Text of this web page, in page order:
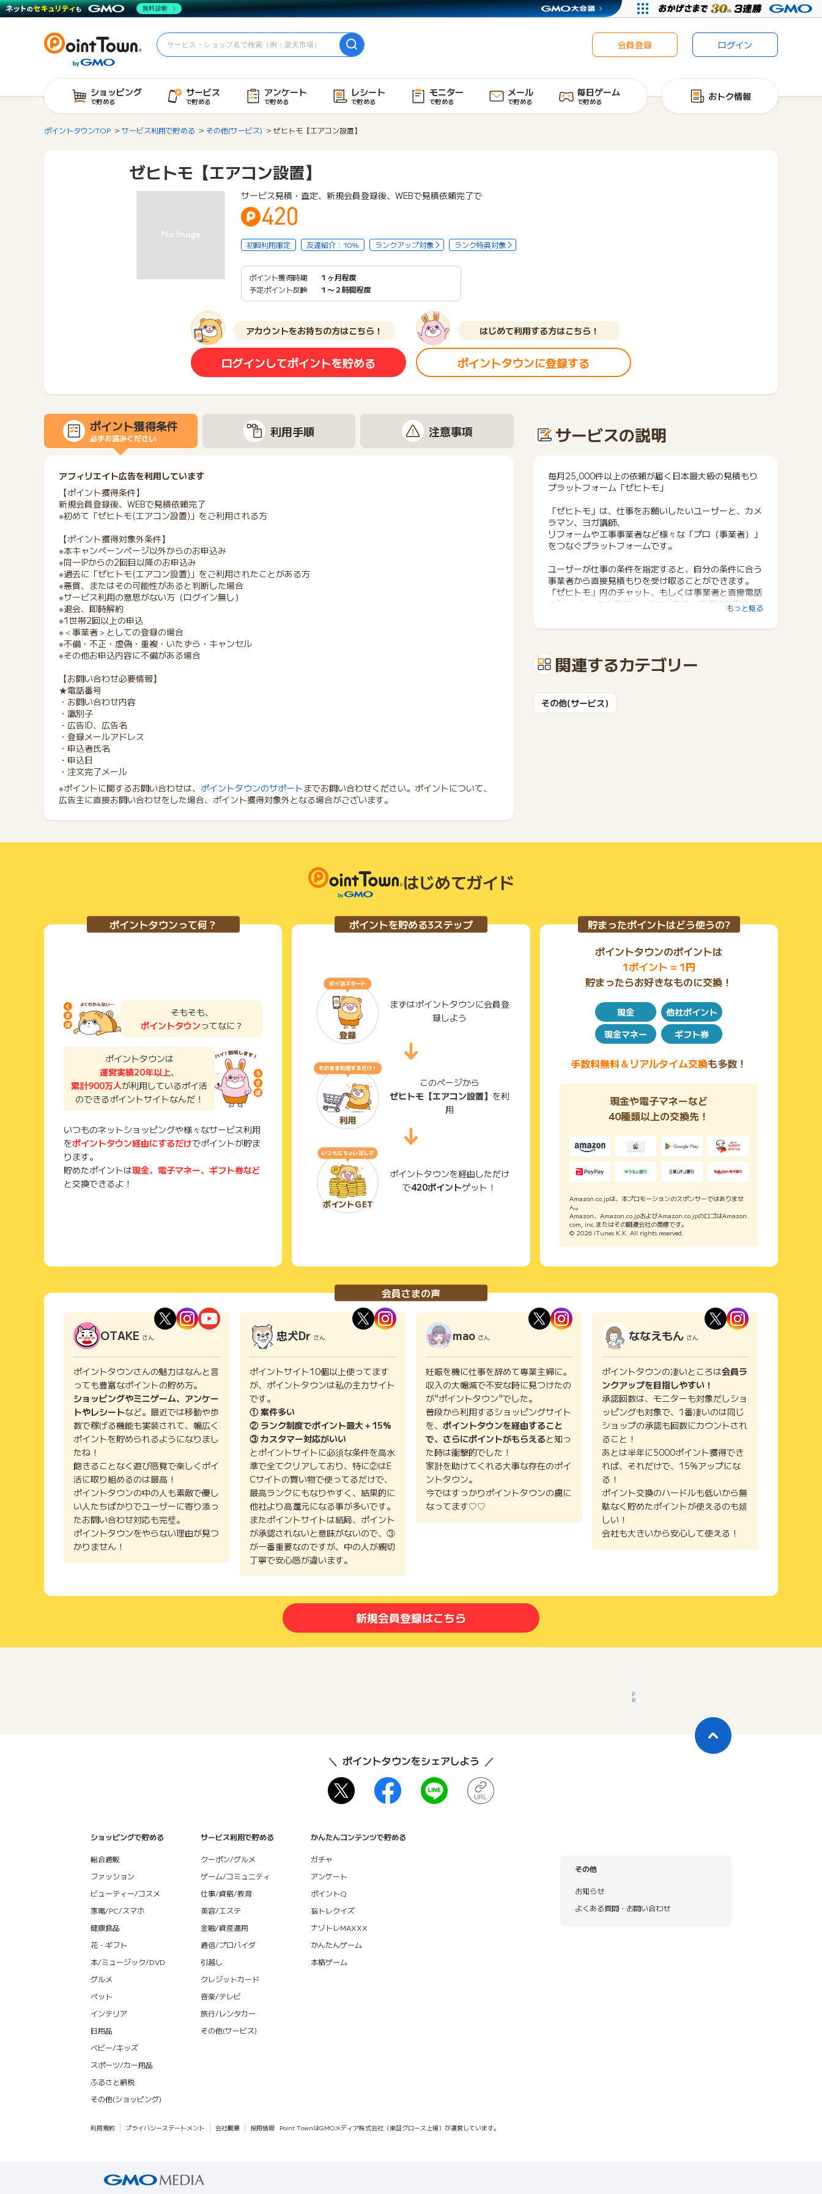
会員登録 ログイン
ショッピング
で貯める
サービス
で貯める
アンケート
で貯める
レシート
で貯める
モニター
で貯める
メール
で貯める
毎日ゲーム
で貯める おトク情報
ポイントタウンTOP サービス利用で貯める その他(サービス) ゼヒトモ【エアコン設置】
ゼヒトモ【エアコン設置】
サービス見積・査定、新規会員登録後、WEBで見積依頼完了で
420
初回利用限定 友達紹介：10% ランクアップ対象 ランク特典対象
ポイント獲得時期
１ヶ月程度
予定ポイント反映
１〜２時間程度
アカウントをお持ちの方はこちら！
ログインしてポイントを貯める
はじめて利用する方はこちら！
ポイントタウンに登録する
ポイント獲得条件
必ずお読みください 利用手順 注意事項
アフィリエイト広告を利用しています
【ポイント獲得条件】
新規会員登録後、WEBで見積依頼完了
※初めて「ゼヒトモ(エアコン設置)」をご利用される方
【ポイント獲得対象外条件】
※本キャンペーンページ以外からのお申込み
※同一IPからの2回目以降のお申込み
※過去に「ゼヒトモ(エアコン設置)」をご利用されたことがある方
※悪質、またはその可能性があると判断した場合
※サービス利用の意思がない方（ログイン無し）
※退会、即時解約
※1世帯2回以上の申込
※＜事業者＞としての登録の場合
※不備・不正・虚偽・重複・いたずら・キャンセル
※その他お申込内容に不備がある場合
【お問い合わせ必要情報】
★電話番号
・お問い合わせ内容
・識別子
・広告ID、広告名
・登録メールアドレス
・申込者氏名
・申込日
・注文完了メール
※ポイントに関するお問い合わせは、 ポイントタウンのサポートまでお問い合わせください。ポイントについて、
広告主に直接お問い合わせをした場合、ポイント獲得対象外となる場合がございます。
サービスの説明
毎月25,000件以上の依頼が届く日本最大級の見積もり
プラットフォーム「ゼヒトモ」
「ゼヒトモ」は、仕事をお願いしたいユーザーと、カメ
ラマン、ヨガ講師、
リフォームや工事事業者など様々な「プロ（事業者）」
をつなぐプラットフォームです。
ユーザーが仕事の条件を指定すると、自分の条件に合う
事業者から直接見積もりを受け取ることができます。
「ゼヒトモ」内のチャット、もしくは事業者と直接電話
やEメール、他の連絡ツールなどを使って連絡を取るこ
と直接コミュニケーションをとることができるので、
十分に検討をしてからサービスを受けることができま
※サービスを受ける際には費用が発生します。
もっと見る
関連するカテゴリー
その他(サービス)
はじめてガイド
ポイントタウンって何？
そもそも、
ポイントタウンってなに？
ポイントタウンは
運営実績20年以上、
累計900万人が利用しているポイ活
のできるポイントサイトなんだ！
いつものネットショッピングや様々なサービス利用
をポイントタウン経由にするだけでポイントが貯ま
ります。
貯めたポイントは現金、電子マネー、ギフト券など
と交換できるよ！
ポイントを貯める3ステップ
まずはポイントタウンに会員登
録しよう
このページから
ゼヒトモ【エアコン設置】 を利
用
ポイントタウンを経由しただけ
で420ポイントゲット！
貯まったポイントはどう使うの?
ポイントタウンのポイントは
1ポイント = 1円
貯まったらお好きなものに交換！
現金
他社ポイント
現金マネー
ギフト券
手数料無料＆リアルタイム交換も多数！
現金や電子マネーなど
40種類以上の交換先！
Amazon.co.jpは、本プロモーションのスポンサーではありませ
ん。
Amazon、Amazon.co.jpおよびAmazon.co.jpのロゴはAmazon.
com, inc.またはその関連会社の商標です。
© 2026 iTunes K.K. All rights reserved.
会員さまの声
OTAKE さん
ポイントタウンさんの魅力はなんと言
っても豊富なポイントの貯め方。
ショッピングやミニゲーム、アンケー
トやレシートなど。最近では移動や歩
数で稼げる機能も実装されて、幅広く
ポイントを貯められるようになりまし
たね！
飽きることなく遊び感覚で楽しくポイ
活に取り組めるのは最高！
ポイントタウンの中の人も素敵で優し
い人たちばかりでユーザーに寄り添っ
たお問い合わせ対応も完璧。
ポイントタウンをやらない理由が見つ
かりません！
忠犬Dr さん
ポイントサイト10個以上使ってます
が、ポイントタウンは私の主力サイト
です。
① 案件多い
② ランク制度でポイント最大＋15%
③ カスタマー対応がいい
とポイントサイトに必須な条件を高水
準で全てクリアしており、特に②はE
Cサイトの買い物で使ってるだけで、
最高ランクにもなりやすく、結果的に
他社より高還元になる事が多いです。
またポイントサイトは結局、ポイント
が承認されないと意味がないので、③
が一番重要なのですが、中の人が親切
丁寧で安心感が違います。
mao さん
妊娠を機に仕事を辞めて専業主婦に。
収入の大幅減で不安な時に見つけたの
が"ポイントタウン"でした。
普段から利用するショッピングサイト
を、 ポイントタウンを経由すること
で、さらにポイントがもらえると知っ
た時は衝撃的でした！
家計を助けてくれる大事な存在のポイ
ントタウン。
今ではすっかりポイントタウンの虜に
なってます♡♡
ななえもん さん
ポイントタウンの凄いところは会員ラ
ンクアップを目指しやすい！
承認回数は、モニターも対象だしショ
ッピングも対象で、1番凄いのは同じ
ショップの承認も回数にカウントされ
ること！
あとは半年に5000ポイント獲得でき
れば、それだけで、15%アップにな
る！
ポイント交換のハードルも低いから無
駄なく貯めたポイントが使えるのも嬉
しい！
会社も大きいから安心して使える！
新規会員登録はこちら
P
R
ポイントタウンをシェアしよう
ショッピングで貯める
総合通販
ファッション
ビューティー/コスメ
家電/PC/スマホ
健康食品
花・ギフト
本/ミュージック/DVD
グルメ
ペット
インテリア
日用品
ベビー/キッズ
スポーツ/カー用品
ふるさと納税
その他(ショッピング)
サービス利用で貯める
クーポン/グルメ
ゲーム/コミュニティ
仕事/資格/教育
美容/エステ
金融/資産運用
通信/プロバイダ
引越し
クレジットカード
音楽/テレビ
旅行/レンタカー
その他(サービス)
かんたんコンテンツで貯める
ガチャ
アンケート
ポイントQ
脳トレクイズ
ナゾトレMAXXX
かんたんゲーム
本格ゲーム
その他
お知らせ
よくある質問・お問い合わせ
利用規約 プライバシーステートメント 会社概要 採用情報 Point TownはGMOメディア株式会社（東証グロース上場）が運営しています。
無料診断